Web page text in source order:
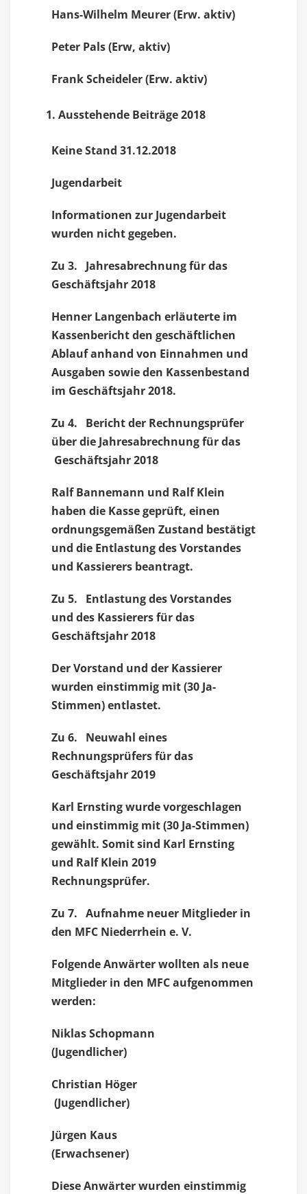
Hans-Wilhelm Meurer (Erw. aktiv)
Peter Pals (Erw, aktiv)
Frank Scheideler (Erw. aktiv)
Ausstehende Beiträge 2018
Keine Stand 31.12.2018
Jugendarbeit
Informationen zur Jugendarbeit
wurden nicht gegeben.
Zu 3. Jahresabrechnung für das
Geschäftsjahr 2018
Henner Langenbach erläuterte im
Kassenbericht den geschäftlichen
Ablauf anhand von Einnahmen und
Ausgaben sowie den Kassenbestand
im Geschäftsjahr 2018.
Zu 4. Bericht der Rechnungsprüfer
über die Jahresabrechnung für das
Geschäftsjahr 2018
Ralf Bannemann und Ralf Klein
haben die Kasse geprüft, einen
ordnungsgemäßen Zustand bestätigt
und die Entlastung des Vorstandes
und Kassierers beantragt.
Zu 5. Entlastung des Vorstandes
und des Kassierers für das
Geschäftsjahr 2018
Der Vorstand und der Kassierer
wurden einstimmig mit (30 Ja-
Stimmen) entlastet.
Zu 6. Neuwahl eines
Rechnungsprüfers für das
Geschäftsjahr 2019
Karl Ernsting wurde vorgeschlagen
und einstimmig mit (30 Ja-Stimmen)
gewählt. Somit sind Karl Ernsting
und Ralf Klein 2019
Rechnungsprüfer.
Zu 7. Aufnahme neuer Mitglieder in
den MFC Niederrhein e. V.
Folgende Anwärter wollten als neue
Mitglieder in den MFC aufgenommen
werden:
Niklas Schopmann
(Jugendlicher)
Christian Höger
(Jugendlicher)
Jürgen Kaus
(Erwachsener)
Diese Anwärter wurden einstimmig